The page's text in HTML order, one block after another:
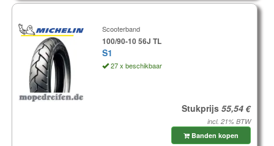
Scooterband
100/90-10 56J TL
S1
27 x beschikbaar
Stukprijs
incl. 21% BTW
Banden kopen